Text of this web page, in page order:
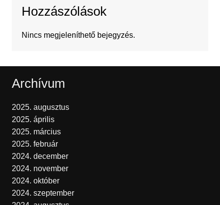
Hozzászólások
Nincs megjeleníthető bejegyzés.
Archívum
2025. augusztus
2025. április
2025. március
2025. február
2024. december
2024. november
2024. október
2024. szeptember